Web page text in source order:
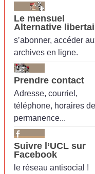
Le mensuel
Alternative
s’abonner, accéder
archives en ligne.
Prendre contact
Adresse, courriel,
téléphone, horaires
permanence...
Suivre l’UCL sur
Facebook
le réseau antisocial !